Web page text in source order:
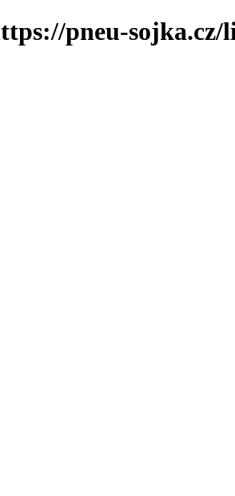
pneu-sojka.cz/